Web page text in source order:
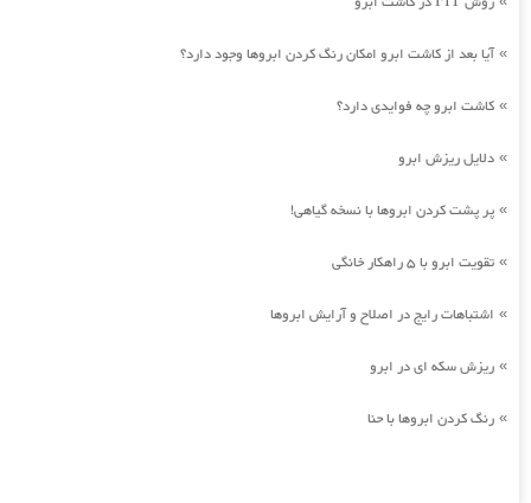
»آیا بعد از کاشت ابرو امکان رنگ کردن ابروها وجود دارد؟
» کاشت ابرو چه فوایدی دارد؟
» دلایل ریزش ابرو
» پر پشت کردن ابروها با نسخه گیاهی!
» تقویت ابرو با 5 راهکار خانگی
» اشتباهات رایج در اصلاح و آرایش ابروها
» ریزش سکه ای در ابرو
» رنگ کردن ابروها با حنا